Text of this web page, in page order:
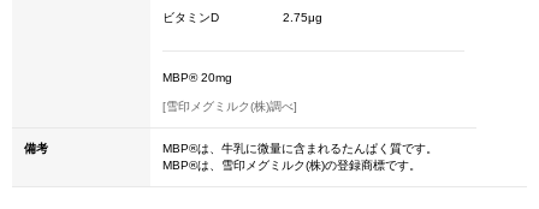
ビタミンD 2.75μg
MBP® 20mg
[雪印メグミルク(株)調べ]
備考
MBP®は、牛乳に微量に含まれるたんぱく質です。
MBP®は、雪印メグミルク(株)の登録商標です。